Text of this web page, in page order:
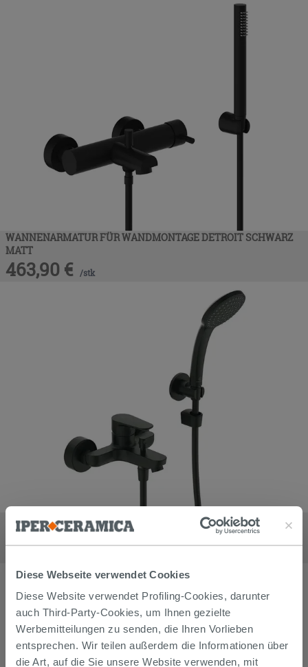
Diese Webseite verwendet Cookies
Diese Website verwendet Profiling-Cookies, darunter
auch Third-Party-Cookies, um Ihnen gezielte
Werbemitteilungen zu senden, die Ihren Vorlieben
entsprechen. Wir teilen außerdem die Informationen über
die Art, auf die Sie unsere Website verwenden, mit
WANNENARMATUR FÜR WANDMONTAGE DETROIT SCHWARZ
MATT
463,90 € /stk
Mischer Externe Badewannenarmatur Ideal Standard Cerafine O
mit Handbrause Seidenschwarz matt
262,90€